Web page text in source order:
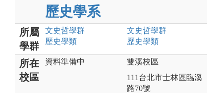
歷史學系
所屬
學群
文史哲學群
歷史學類
文史哲學群
歷史學類
所在
校區
資料準備中
雙溪校區
111台北市士林區臨溪
路70號